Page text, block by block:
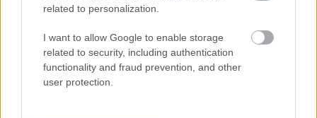
related to personalization.
I want to allow Google to enable storage
related to security, including authentication
functionality and fraud prevention, and other
user protection.